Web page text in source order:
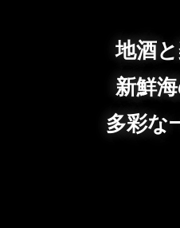
地酒
新鮮
多彩な